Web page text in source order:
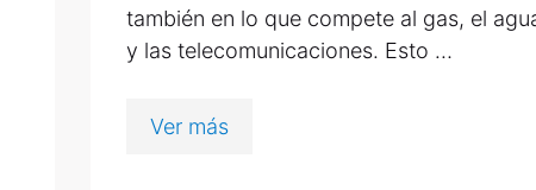
también en lo que compete al gas, el
y las telecomunicaciones. Esto …
Ver más